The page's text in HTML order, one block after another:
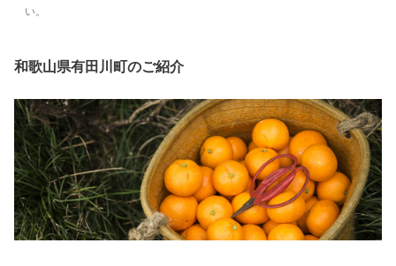
い。
和歌山県有田川町のご紹介